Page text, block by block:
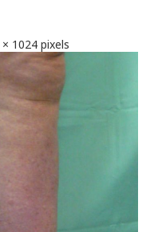
× 1024 pixels